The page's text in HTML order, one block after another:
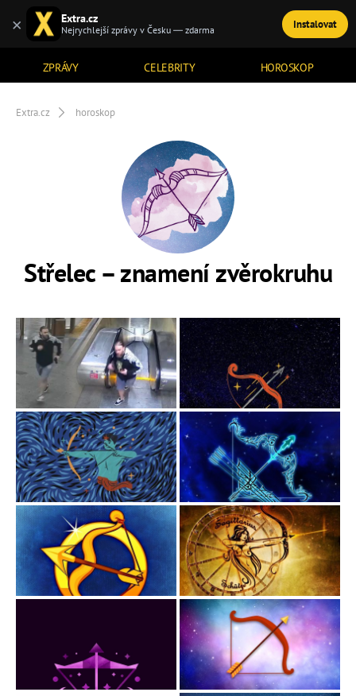
ZPRÁVY CELEBRITY HOROSKOP
TÉMATA
Extra.cz horoskop
Střelec – znamení zvěrokruhu
× Extra.cz
Nejrychlejší zprávy v Česku — zdarma Instalovat